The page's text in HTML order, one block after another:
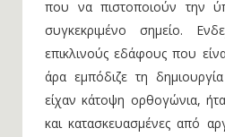
που να πιστοποιούν την
συγκεκριμένο σημείο.
επικλινούς εδάφους που
άρα εμπόδιζε τη
είχαν κάτοψη ορθογώνια,
και κατασκευασμένες από